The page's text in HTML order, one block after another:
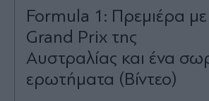
Formula 1: Πρεμιέρα με
Grand Prix της
Αυστραλίας και ένα
ερωτήματα (Βίντεο)